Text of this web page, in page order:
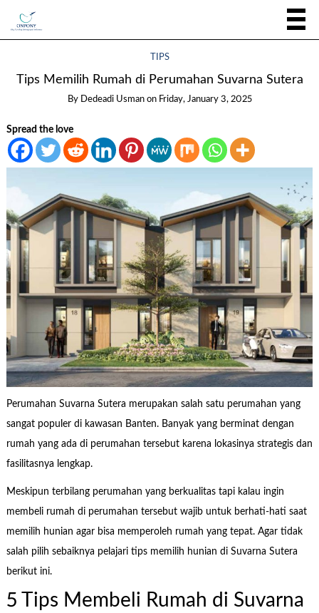
TIPS
Tips Memilih Rumah di Perumahan Suvarna Sutera
By Dedeadi Usman on Friday, January 3, 2025
Spread the love
Perumahan Suvarna Sutera merupakan salah satu perumahan yang
sangat populer di kawasan Banten. Banyak yang berminat dengan
rumah yang ada di perumahan tersebut karena lokasinya strategis dan
fasilitasnya lengkap.
Meskipun terbilang perumahan yang berkualitas tapi kalau ingin
membeli rumah di perumahan tersebut wajib untuk berhati-hati saat
memilih hunian agar bisa memperoleh rumah yang tepat. Agar tidak
salah pilih sebaiknya pelajari tips memilih hunian di Suvarna Sutera
berikut ini.
5 Tips Membeli Rumah di Suvarna